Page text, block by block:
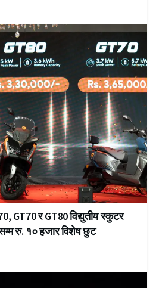
GT70 र GT80 विद्युतीय स्कुटर
रु. १० हजार विशेष छुट